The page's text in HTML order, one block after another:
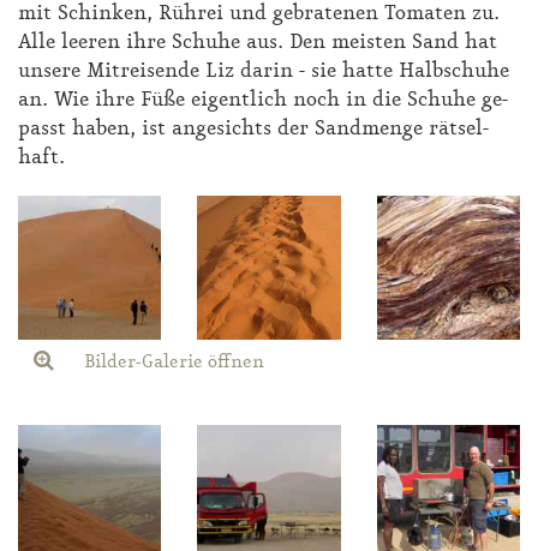
mit Schin­ken, Rühr­ei und ge­bra­te­nen To­ma­ten zu.
Al­le lee­ren ih­re Schu­he aus. Den meis­ten Sand hat
un­se­re Mit­rei­sen­de Liz dar­in - sie hat­te Halb­schu­he
an. Wie ih­re Fü­ße ei­gent­lich noch in die Schu­he ge­
passt ha­ben, ist an­ge­sichts der Sand­men­ge rät­sel­
haft.
Bilder-Galerie öffnen